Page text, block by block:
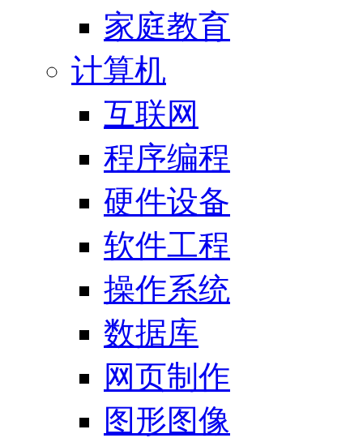
家庭教育
计算机
互联网
程序编程
硬件设备
软件工程
操作系统
数据库
网页制作
图形图像